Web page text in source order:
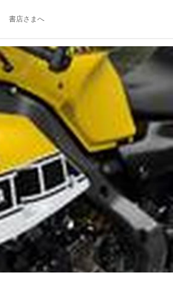
書店さまへ